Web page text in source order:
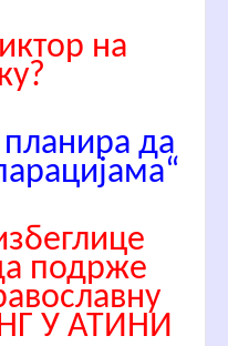
на
планира да
подрже
У АТИНИ